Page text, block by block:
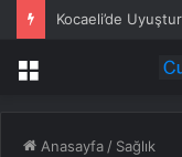
Menü
Anasayfa / Sağlık